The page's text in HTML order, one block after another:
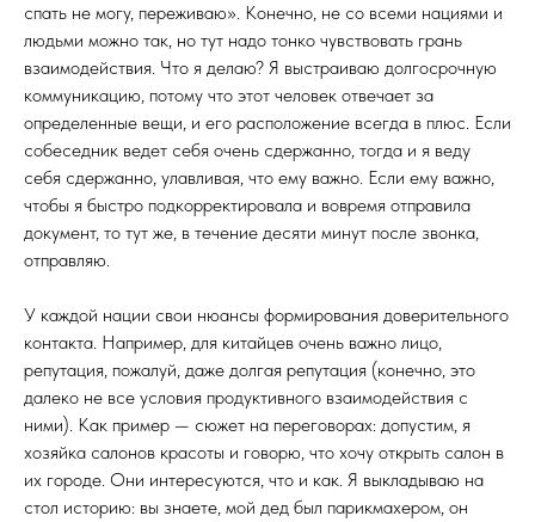
спать не могу, переживаю». Конечно, не со всеми нациями и
людьми можно так, но тут надо тонко чувствовать грань
взаимодействия. Что я делаю? Я выстраиваю долгосрочную
коммуникацию, потому что этот человек отвечает за
определенные вещи, и его расположение всегда в плюс. Если
собеседник ведет себя очень сдержанно, тогда и я веду
себя сдержанно, улавливая, что ему важно. Если ему важно,
чтобы я быстро подкорректировала и вовремя отправила
документ, то тут же, в течение десяти минут после звонка,
отправляю.
У каждой нации свои нюансы формирования доверительного
контакта. Например, для китайцев очень важно лицо,
репутация, пожалуй, даже долгая репутация (конечно, это
далеко не все условия продуктивного взаимодействия с
ними). Как пример — сюжет на переговорах: допустим, я
хозяйка салонов красоты и говорю, что хочу открыть салон в
их городе. Они интересуются, что и как. Я выкладываю на
стол историю: вы знаете, мой дед был парикмахером, он